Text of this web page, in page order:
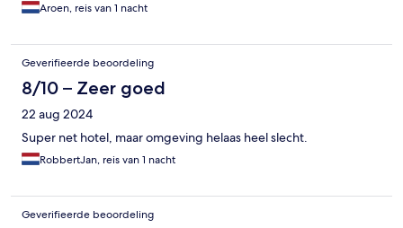
Aroen, reis van 1 nacht
Geverifieerde beoordeling
8/10 – Zeer goed
22 aug 2024
Super net hotel, maar omgeving helaas heel slecht.
RobbertJan, reis van 1 nacht
Geverifieerde beoordeling